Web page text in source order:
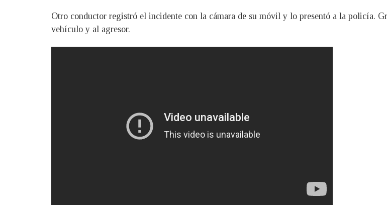
Otro conductor registró el incidente con la cámara de su móvil y lo presentó a la policía.
vehículo y al agresor.